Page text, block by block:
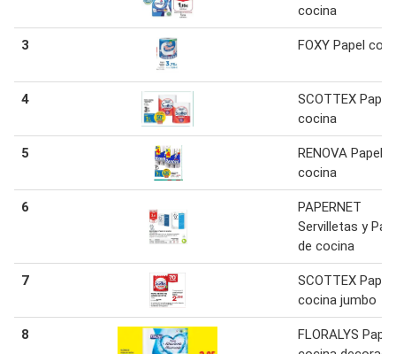
cocina
3 FOXY Papel
4
SCOTTEX Papel
cocina
5
RENOVA Papel
cocina
6
PAPERNET
Servilletas y
de cocina
7
SCOTTEX Papel
cocina jumbo
8
FLORALYS